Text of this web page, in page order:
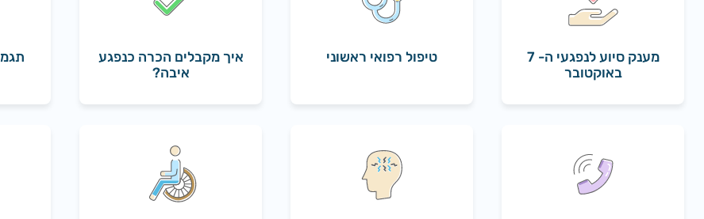
מענק סיוע לנפגעי ה- 7
באוקטובר
טיפול רפואי ראשוני
איך מקבלים הכרה כנפגע
איבה?